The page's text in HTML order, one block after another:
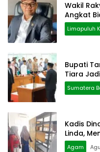
Wakil
Angkat
Limapuluh
Bupati
Tiara
Sumatera
Kadis
Linda,
Agam